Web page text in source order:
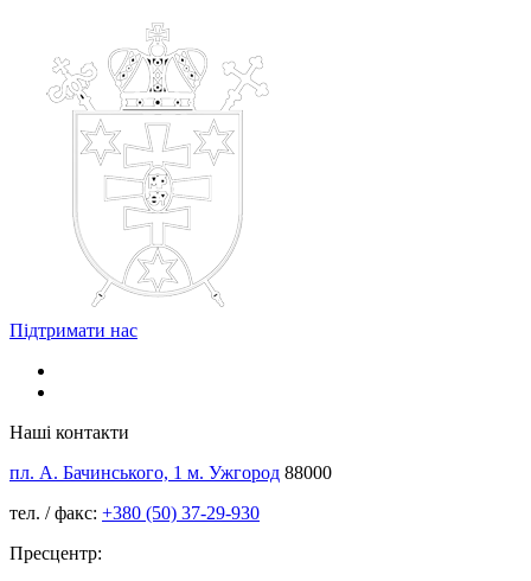
Підтримати нас
Наші контакти
пл. А. Бачинського, 1 м. Ужгород 88000
тел. / факс: +380 (50) 37-29-930
Пресцентр: